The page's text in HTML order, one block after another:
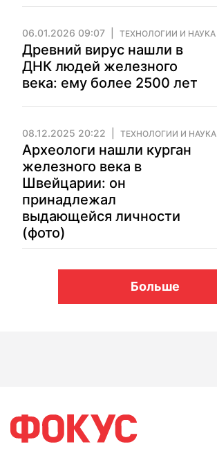
06.01.2026 09:07 ТЕХНОЛОГИИ И НАУКА
Древний вирус нашли в
ДНК людей железного
века: ему более 2500 лет
08.12.2025 20:22 ТЕХНОЛОГИИ И НАУКА
Археологи нашли курган
железного века в
Швейцарии: он
принадлежал
выдающейся личности
(фото)
Больше